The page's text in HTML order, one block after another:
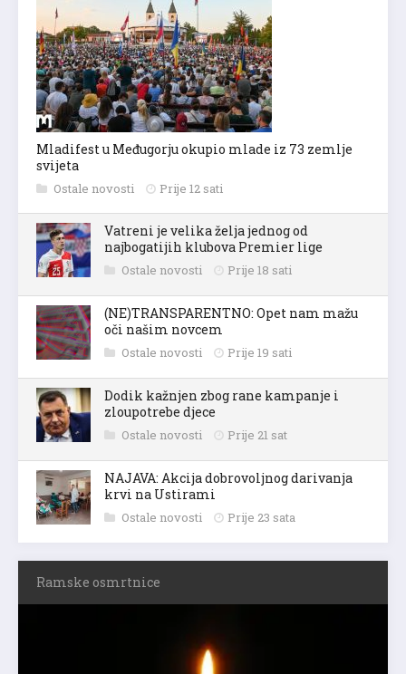
Mladifest u Međugorju okupio mlade iz 73 zemlje
svijeta
Ostale novosti Prije 12 sati
Vatreni je velika želja jednog od
najbogatijih klubova Premier lige
Ostale novosti Prije 18 sati
(NE)TRANSPARENTNO: Opet nam mažu
oči našim novcem
Ostale novosti Prije 19 sati
Dodik kažnjen zbog rane kampanje i
zloupotrebe djece
Ostale novosti Prije 21 sat
NAJAVA: Akcija dobrovoljnog darivanja
krvi na Ustirami
Ostale novosti Prije 23 sata
Ramske osmrtnice